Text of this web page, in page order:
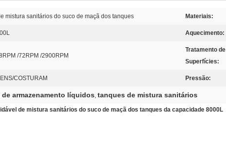
mistura sanitários do suco de maçã dos tanques Materiais:
Aquecimento:
/72RPM /2900RPM
Tratamento de
Superfícies:
COSTURAM Pressão:
armazenamento líquidos, tanques de mistura sanitários
de mistura sanitários do suco de maçã dos tanques da capacidade 8000L